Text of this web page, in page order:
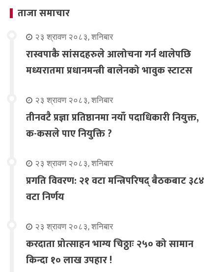
ताजा समाचार
२३ श्रावण २०८३, शनिबार
रास्वपाकै सांसदहरुले आलोचना गर्न थालेपछि
मध्यरातमा प्रधानमन्त्री बालेनको भावुक स्टाटस
२३ श्रावण २०८३, शनिबार
तीनवटै प्रज्ञा प्रतिष्ठानमा नयाँ पदाधिकारी नियुक्त,
क-कसले पाए नियुक्ति ?
२३ श्रावण २०८३, शनिबार
प्रगति विवरण: २१ वटा मन्त्रिपरिषद् बैठकबाट ३८४
वटा निर्णय
२३ श्रावण २०८३, शनिबार
करदाता प्रोत्साहन भाग्य चिठ्ठाः २५० को सामान
किन्दा १० लाख उपहार !